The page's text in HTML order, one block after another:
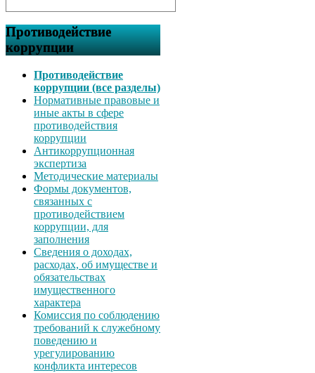
Противодействие
коррупции
Противодействие
коррупции (все разделы)
Нормативные правовые и
иные акты в сфере
противодействия
коррупции
Антикоррупционная
экспертиза
Методические материалы
Формы документов,
связанных с
противодействием
коррупции, для
заполнения
Сведения о доходах,
расходах, об имуществе и
обязательствах
имущественного
характера
Комиссия по соблюдению
требований к служебному
поведению и
урегулированию
конфликта интересов